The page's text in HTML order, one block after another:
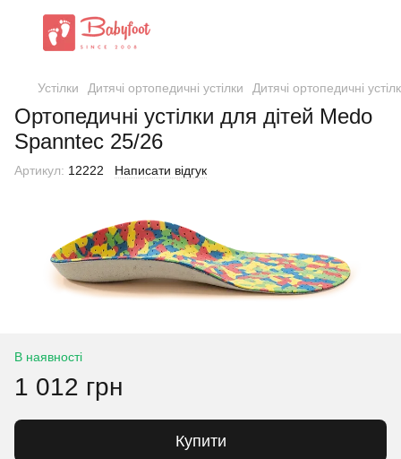
Устілки Дитячі ортопедичні устілки Дитячі ортопедичні
Ортопедичні устілки для дітей Medo
Spanntec 25/26
Артикул: 12222 Написати відгук
В наявності
1 012 грн
Купити